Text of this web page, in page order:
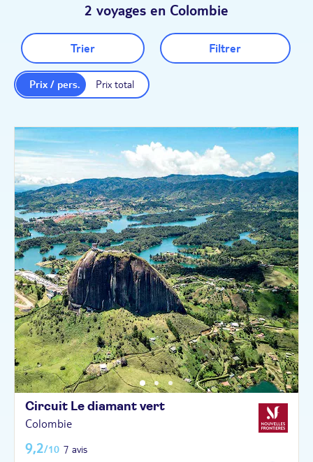
2 voyages en Colombie
Trier Filtrer
Prix total
Prix / pers.
Circuit Le diamant vert
Colombie
9,2/10 7 avis